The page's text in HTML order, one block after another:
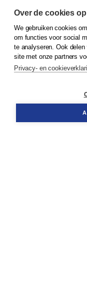
© 2026Koninklijke
Klantenservice
Service & informatie
Contact
Over de cookies
We gebruiken cookies
om functies voor social
te analyseren. Ook
site met onze partners
Privacy- en